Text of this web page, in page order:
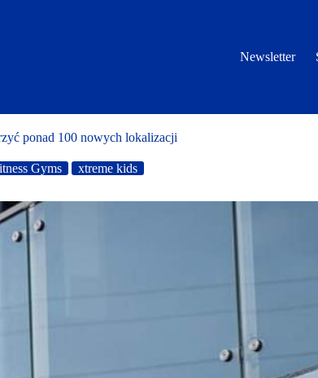
Newsletter
ponad 100 nowych lokalizacji
Gyms xtreme kids